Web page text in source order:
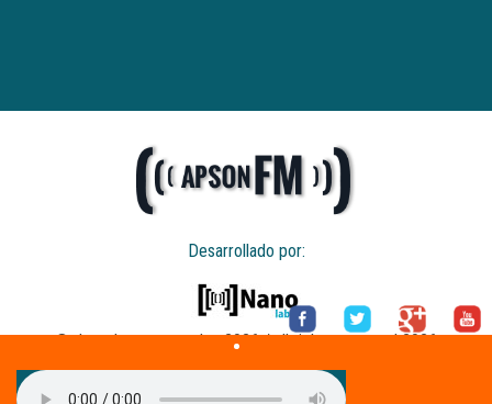
Desarrollado por:
© derechos reservados 2026 / all rights reserved 2026